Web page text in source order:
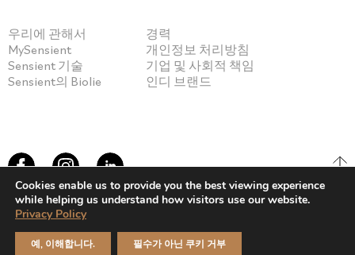
우리에 관해서
MySensient
Sensient 기술
Sensient의 Biolie
경력
개인정보 처리방침
기업 및 사회적 책임
인디 브랜드
Cookies enable us to provide you the best viewing experience
while helping us understand how visitors use our website.
Privacy Policy
예, 이해합니다. 필수가 아닌 쿠키 거부